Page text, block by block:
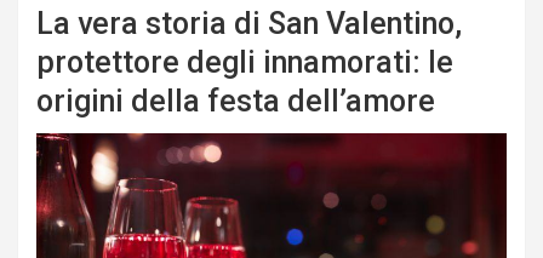
La vera storia di San Valentino,
protettore degli innamorati: le
origini della festa dell’amore